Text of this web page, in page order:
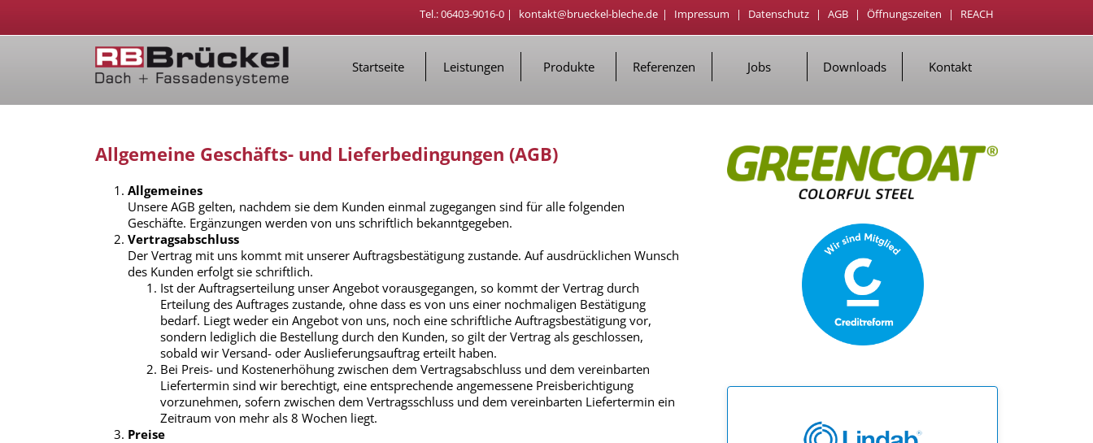
Tel.: 06403-9016-0 | kontakt@brueckel-bleche.de | Impressum | Datenschutz | AGB | Öffnungszeiten | REACH
Startseite Leistungen Produkte Referenzen Jobs Downloads Kontakt
Allgemeine Geschäfts- und Lieferbedingungen (AGB)
Allgemeines
Unsere AGB gelten, nachdem sie dem Kunden einmal zugegangen sind für alle folgenden
Geschäfte. Ergänzungen werden von uns schriftlich bekanntgegeben.
Vertragsabschluss
Der Vertrag mit uns kommt mit unserer Auftragsbestätigung zustande. Auf ausdrücklichen Wunsch
des Kunden erfolgt sie schriftlich.
Ist der Auftragserteilung unser Angebot vorausgegangen, so kommt der Vertrag durch
Erteilung des Auftrages zustande, ohne dass es von uns einer nochmaligen Bestätigung
bedarf. Liegt weder ein Angebot von uns, noch eine schriftliche Auftragsbestätigung vor,
sondern lediglich die Bestellung durch den Kunden, so gilt der Vertrag als geschlossen,
sobald wir Versand- oder Auslieferungsauftrag erteilt haben.
Bei Preis- und Kostenerhöhung zwischen dem Vertragsabschluss und dem vereinbarten
Liefertermin sind wir berechtigt, eine entsprechende angemessene Preisberichtigung
vorzunehmen, sofern zwischen dem Vertragsschluss und dem vereinbarten Liefertermin ein
Zeitraum von mehr als 8 Wochen liegt.
Preise